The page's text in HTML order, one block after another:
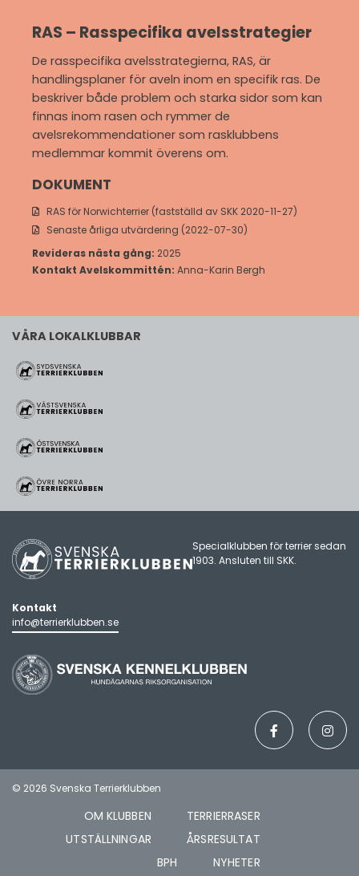
RAS – Rasspecifika avelsstrategier
De rasspecifika avelsstrategierna, RAS, är
handlingsplaner för aveln inom en specifik ras. De
beskriver både problem och starka sidor som kan
finnas inom rasen och rymmer de
avelsrekommendationer som rasklubbens
medlemmar kommit överens om.
DOKUMENT
RAS för Norwichterrier (fastställd av SKK 2020-11-27)
Senaste årliga utvärdering (2022-07-30)
Revideras nästa gång: 2025
Kontakt Avelskommittén: Anna-Karin Bergh
VÅRA LOKALKLUBBAR
Specialklubben för terrier sedan
1903. Ansluten till SKK.
Kontakt
info@terrierklubben.se
© 2026 Svenska Terrierklubben
OM KLUBBEN
TERRIERRASER
UTSTÄLLNINGAR
ÅRSRESULTAT
BPH
NYHETER